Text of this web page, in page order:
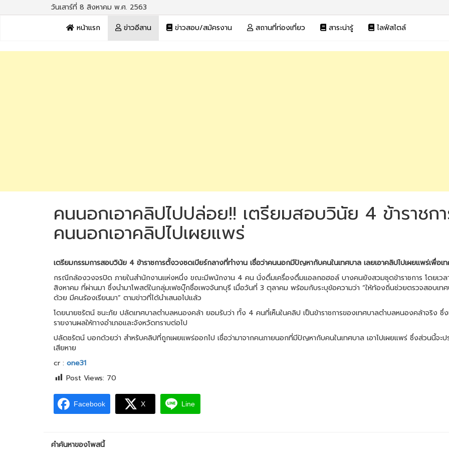
วันเสาร์ที่ 8 สิงหาคม พ.ศ. 2563
หน้าแรก
ข่าวอีสาน ข่าวสอบ/สมัครงาน สถานที่ท่องเที่ยว สาระน่ารู้ ไลฟ์สไตล์
คนนอกเอาคลิปไปปล่อย!! เตรียมสอบวินัย 4 ข้าราชก
คนนอกเอาคลิปไปเผยแพร่
เตรียมกรรมการสอบวินัย 4 ข้าราชการตั้งวงซดเบียร์กลางที่ทำงาน เชื่อว่าคนนอกมีปัญหากับคนในเทศบาล เลยเอาคลิปไปเผยแพร่เพื่อเ
กรณีกล้องวงจรปิด ภายในสำนักงานแห่งหนึ่ง ขณะมีพนักงาน 4 คน นั่งดื่มเครื่องดื่มแอลกอฮอล์ บางคนยังสวมชุดข้าราชการ โดยเว
สิงหาคม ที่ผ่านมา ซึ่งนำมาโพสต์ในกลุ่มเฟซบุ๊กชื่อเพจจันทบุรี เมื่อวันที่ 3 ตุลาคม พร้อมกับระบุข้อความว่า “ให้ท้องถิ่นช่วยตรวจสอบเทศบ
ด้วย มีคนร้องเรียนมา” ตามข่าวที่ได้นำเสนอไปแล้ว
โดยนายชรัตน์ ชนะภัย ปลัดเทศบาลตำบลหนองคล้า ยอมรับว่า ทั้ง 4 คนที่เห็นในคลิป เป็นข้าราชการของเทศบาลตำบลหนองคล้าจริง
รายงานผลให้ทางอำเภอและจังหวัดทราบต่อไป
ปลัดชรัตน์ บอกด้วยว่า สำหรับคลิปที่ถูกเผยแพร่ออกไป เชื่อว่ามาจากคนภายนอกที่มีปัญหากับคนในเทศบาล เอาไปเผยแพร่ ซึ่งส่วนนี้จะปร
เสียหาย
cr : one31
Post Views: 70
Facebook X Line
คำค้นหาของโพสนี้